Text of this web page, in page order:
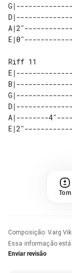
Riff 11
A|--------
Tom
Composição:Varg
Essa informação está
Enviar revisão